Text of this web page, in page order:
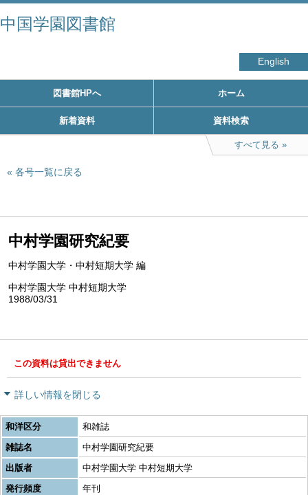
中国学園図書館
English
図書館HPへ ホーム
新着資料 資料検索
すべて見る
各号一覧に戻る
中村学園研究紀要
中村学園大学・中村短期大学 編
中村学園大学 中村短期大学
1988/03/31
この資料は貸出できません
詳しい情報を閉じる
和洋区分
和雑誌
雑誌名
中村学園研究紀要
出版者
中村学園大学 中村短期大学
発行頻度
年刊